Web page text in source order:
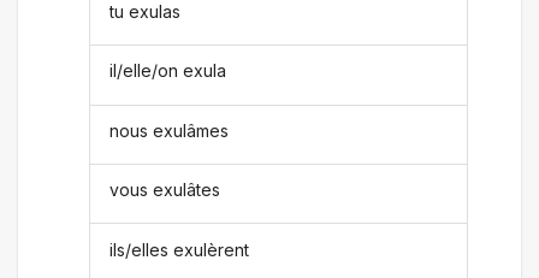
tu exulas
il/elle/on exula
nous exulâmes
vous exulâtes
ils/elles exulèrent